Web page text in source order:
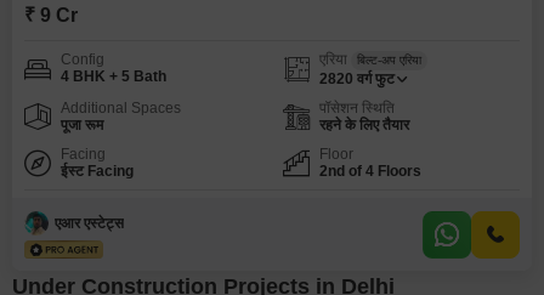
₹ 9 Cr
Config
4 BHK + 5 Bath
एरिया बिल्ट-अप एरिया
2820 वर्ग फुट
Additional Spaces
पूजा रूम
पॉसेशन स्थिति
रहने के लिए तैयार
Facing
ईस्ट Facing
Floor
2nd of 4 Floors
एआर एस्टेट्स
Under Construction Projects in Delhi